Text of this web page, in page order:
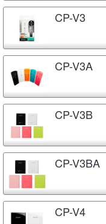
CP-V3
CP-V3A
CP-V3B
CP-V3BA
CP-V4